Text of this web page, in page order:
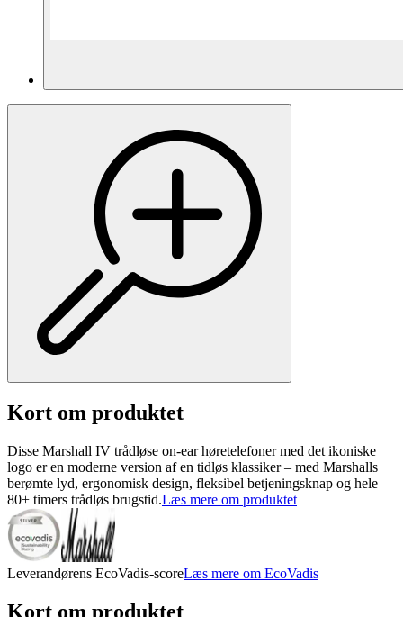
Kort om produktet
Disse Marshall IV trådløse on-ear høretelefoner med det ikoniske
logo er en moderne version af en tidløs klassiker – med Marshalls
berømte lyd, ergonomisk design, fleksibel betjeningsknap og hele
80+ timers trådløs brugstid.Læs mere om produktet
Leverandørens EcoVadis-scoreLæs mere om EcoVadis
Kort om produktet